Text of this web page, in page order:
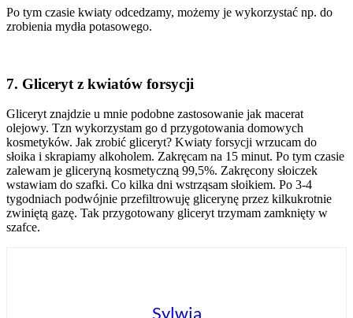
Po tym czasie kwiaty odcedzamy, możemy je wykorzystać np. do
zrobienia mydła potasowego.
7. Gliceryt z kwiatów forsycji
Gliceryt znajdzie u mnie podobne zastosowanie jak macerat
olejowy. Tzn wykorzystam go d przygotowania domowych
kosmetyków. Jak zrobić gliceryt? Kwiaty forsycji wrzucam do
słoika i skrapiamy alkoholem. Zakręcam na 15 minut. Po tym czasie
zalewam je gliceryną kosmetyczną 99,5%. Zakręcony słoiczek
wstawiam do szafki. Co kilka dni wstrząsam słoikiem. Po 3-4
tygodniach podwójnie przefiltrowuję glicerynę przez kilkukrotnie
zwiniętą gazę. Tak przygotowany gliceryt trzymam zamknięty w
szafce.
Sylwia